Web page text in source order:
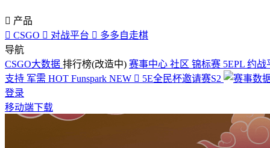
 产品
 CSGO  对战平台  多多自走棋
导航
CSGO大数据 排行榜(改造中) 赛事中心 社区 锦标赛 5EPL 约战
支持 军需 HOT Funspark NEW  5E全民杯邀请赛S2
登录
移动端下载